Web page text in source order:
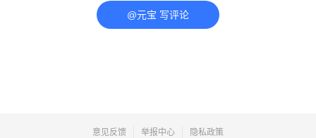
@元宝 写评论
意见反馈 举报中心 隐私政策